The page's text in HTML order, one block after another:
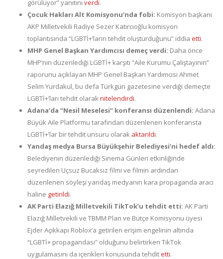
görülüyor” yanıtını verdi.
Çocuk Hakları Alt Komisyonu’nda fobi: Komisyon başkanı
AKP Milletvekili Radiye Sezer Katırcıoğlu komisyon
toplantısında “LGBTİ+’ların tehdit oluşturduğunu” iddia etti.
MHP Genel Başkan Yardımcısı demeç verdi: Daha önce
MHP’nin düzenlediği LGBTİ+ karşıtı “Aile Kurumu Çalıştayının”
raporunu açıklayan MHP Genel Başkan Yardımcısı Ahmet
Selim Yurdakul, bu defa Türkgün gazetesine verdiği demeçte
LGBTİ+’ları tehdit olarak nitelendirdi.
Adana’da “Nesil Meselesi” konferansı düzenlendi: Adana
Büyük Aile Platformu tarafından düzenlenen konferansta
LGBTİ+’lar bir tehdit unsuru olarak aktarıldı.
Yandaş medya Bursa Büyükşehir Belediyesi’ni hedef aldı:
Belediyenin düzenlediği Sinema Günleri etkinliğinde
seyredilen Uçsuz Bucaksız filmi ve filmin ardından
düzenlenen söyleşi yandaş medyanın kara propaganda aracı
haline getirildi.
AK Parti Elazığ Milletvekili TikTok’u tehdit etti: AK Parti
Elazığ Milletvekili ve TBMM Plan ve Bütçe Komisyonu üyesi
Ejder Açıkkapı Roblox’a getirilen erişim engelinin altında
“LGBTİ+ propagandası” olduğunu belirtirken TikTok
uygulamasını da içerikleri konusunda tehditetti.